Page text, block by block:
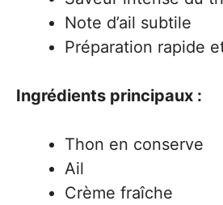
Note d’ail subtile
Préparation rapide
Ingrédients principaux :
Thon en conserve
Ail
Crème fraîche